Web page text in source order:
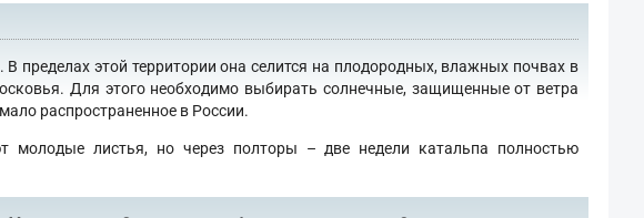
пределах этой территории она селится на плодородных, влажных почвах в
Для этого необходимо выбирать солнечные, защищенные от ветра
распространенное в России.
молодые листья, но через полторы – две недели катальпа полностью